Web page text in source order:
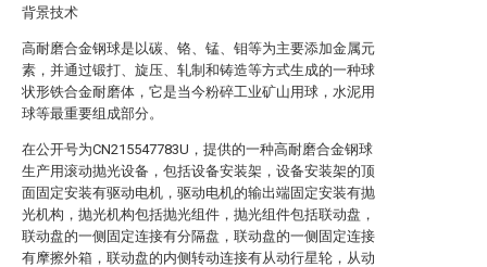
背景技术
高耐磨合金钢球是以碳、铬、锰、钼等为主要添加金属元
素，并通过锻打、旋压、轧制和铸造等方式生成的一种球
状形铁合金耐磨体，它是当今粉碎工业矿山用球，水泥用
球等最重要组成部分。
在公开号为CN215547783U，提供的一种高耐磨合金钢球
生产用滚动抛光设备，包括设备安装架，设备安装架的顶
面固定安装有驱动电机，驱动电机的输出端固定安装有抛
光机构，抛光机构包括抛光组件，抛光组件包括联动盘，
联动盘的一侧固定连接有分隔盘，联动盘的一侧固定连接
有摩擦外箱，联动盘的内侧转动连接有从动行星轮，从动